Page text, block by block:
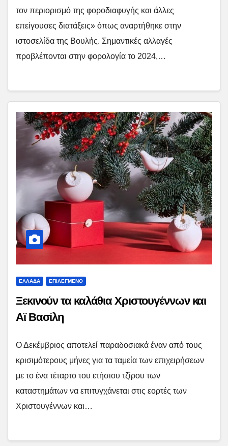
τον περιορισμό της φοροδιαφυγής και άλλες
επείγουσες διατάξεις» όπως αναρτήθηκε στην
ιστοσελίδα της Βουλής. Σημαντικές αλλαγές
προβλέπονται στην φορολογία το 2024,…
ΕΛΛΑΔΑ ΕΠΙΛΕΓΜΕΝΟ
Ξεκινούν τα καλάθια Χριστουγέννων και
Αϊ Βασίλη
Ο Δεκέμβριος αποτελεί παραδοσιακά έναν από τους
κρισιμότερους μήνες για τα ταμεία των επιχειρήσεων
με το ένα τέταρτο του ετήσιου τζίρου των
καταστημάτων να επιτυγχάνεται στις εορτές των
Χριστουγέννων και…